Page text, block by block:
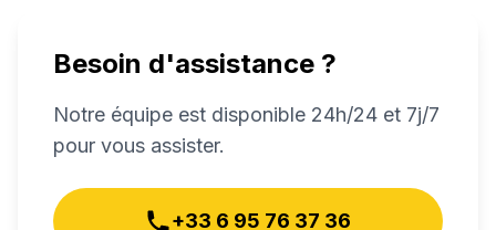
Besoin d'assistance ?
Notre équipe est disponible 24h/24 et 7j/7
pour vous assister.
+33 6 95 76 37 36